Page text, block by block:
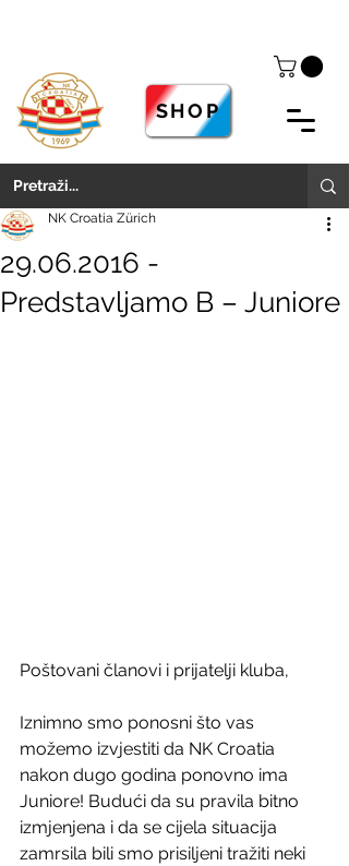
SHOP
29.06.2016 -
Predstavljamo B – Juniore
NK Croatia Zürich
Poštovani članovi i prijatelji kluba,
Iznimno smo ponosni što vas
možemo izvjestiti da NK Croatia
nakon dugo godina ponovno ima
Juniore! Budući da su pravila bitno
izmjenjena i da se cijela situacija
zamrsila bili smo prisiljeni tražiti neki